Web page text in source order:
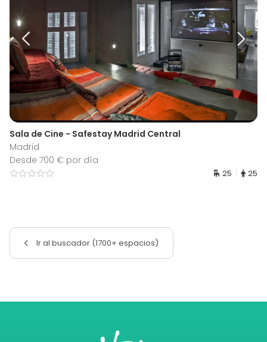
Sala de Cine - Safestay Madrid Central
Madrid
Desde 700 € por día
25 25
Ir al buscador (1700+ espacios)